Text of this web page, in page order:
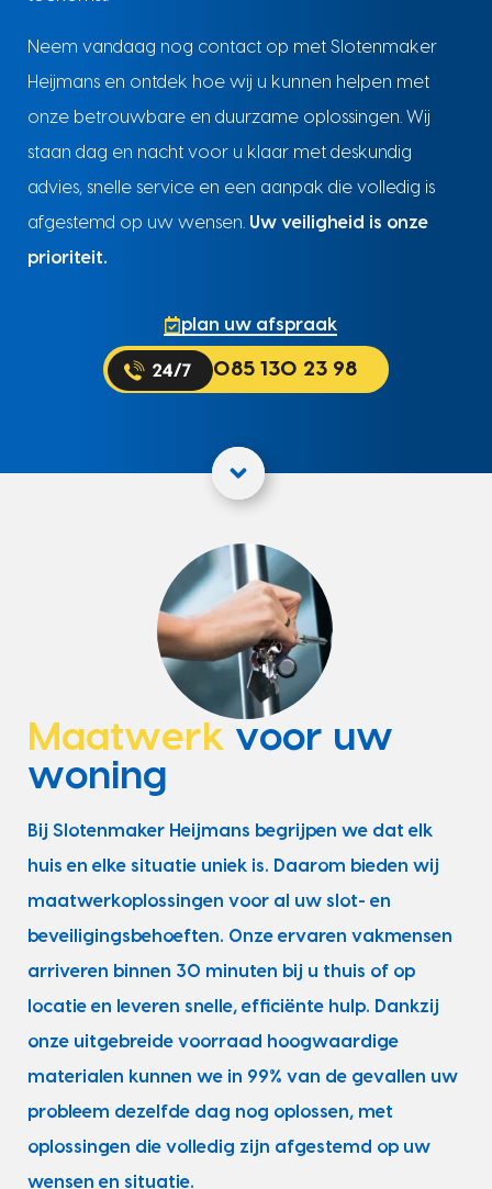
Neem vandaag nog contact op met Slotenmaker
Heijmans en ontdek hoe wij u kunnen helpen met
onze betrouwbare en duurzame oplossingen. Wij
staan dag en nacht voor u klaar met deskundig
advies, snelle service en een aanpak die volledig is
afgestemd op uw wensen. Uw veiligheid is onze
prioriteit.
plan uw afspraak
085 130 23 98
Maatwerk voor uw
woning
Bij Slotenmaker Heijmans begrijpen we dat elk
huis en elke situatie uniek is. Daarom bieden wij
maatwerkoplossingen voor al uw slot- en
beveiligingsbehoeften. Onze ervaren vakmensen
arriveren binnen 30 minuten bij u thuis of op
locatie en leveren snelle, efficiënte hulp. Dankzij
onze uitgebreide voorraad hoogwaardige
materialen kunnen we in 99% van de gevallen uw
probleem dezelfde dag nog oplossen, met
oplossingen die volledig zijn afgestemd op uw
wensen en situatie.